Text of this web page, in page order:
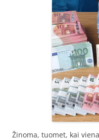
Žinoma, tuomet, kai